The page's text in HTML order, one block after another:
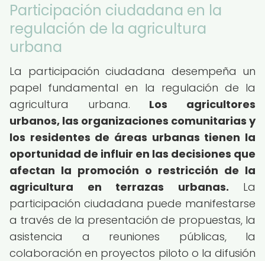
Participación ciudadana en la
regulación de la agricultura
urbana
La participación ciudadana desempeña un
papel fundamental en la regulación de la
agricultura urbana. Los agricultores
urbanos, las organizaciones comunitarias y
los residentes de áreas urbanas tienen la
oportunidad de influir en las decisiones que
afectan la promoción o restricción de la
agricultura en terrazas urbanas. La
participación ciudadana puede manifestarse
a través de la presentación de propuestas, la
asistencia a reuniones públicas, la
colaboración en proyectos piloto o la difusión